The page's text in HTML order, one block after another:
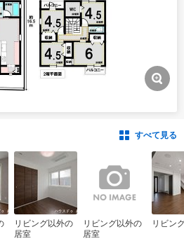
すべて見る
リビング以外の
居室
リビング以外の
居室
リビン